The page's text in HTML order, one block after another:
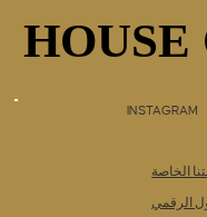
HOUSE
HOUSE
INSTAGRAM
الخاصة
الرقمي